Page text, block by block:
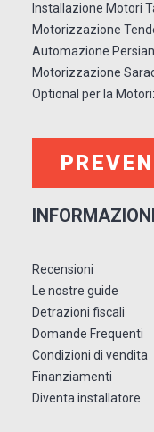
Installazione Motori
Motorizzazione
Automazione
Motorizzazione
Optional per la
INFORMAZIONI
Recensioni
Le nostre guide
Detrazioni fiscali
Domande Frequenti
Condizioni di vendita
Finanziamenti
Diventa installatore